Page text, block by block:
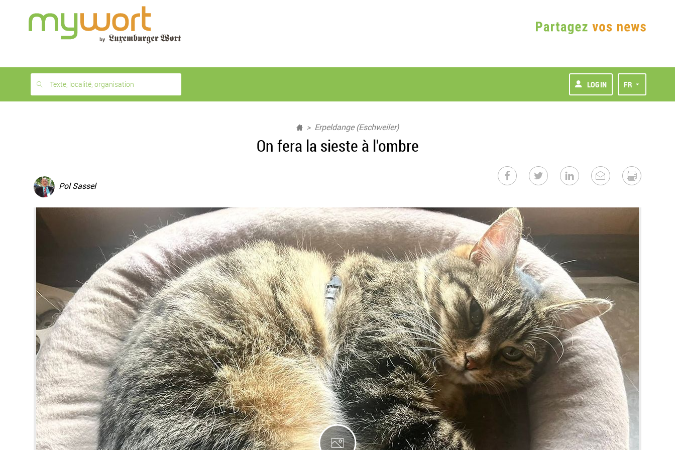
month
free
Texte, localité, organisation LOGIN FR
Erpeldange (Eschweiler)
On fera la sieste à l'ombre
Pol Sassel